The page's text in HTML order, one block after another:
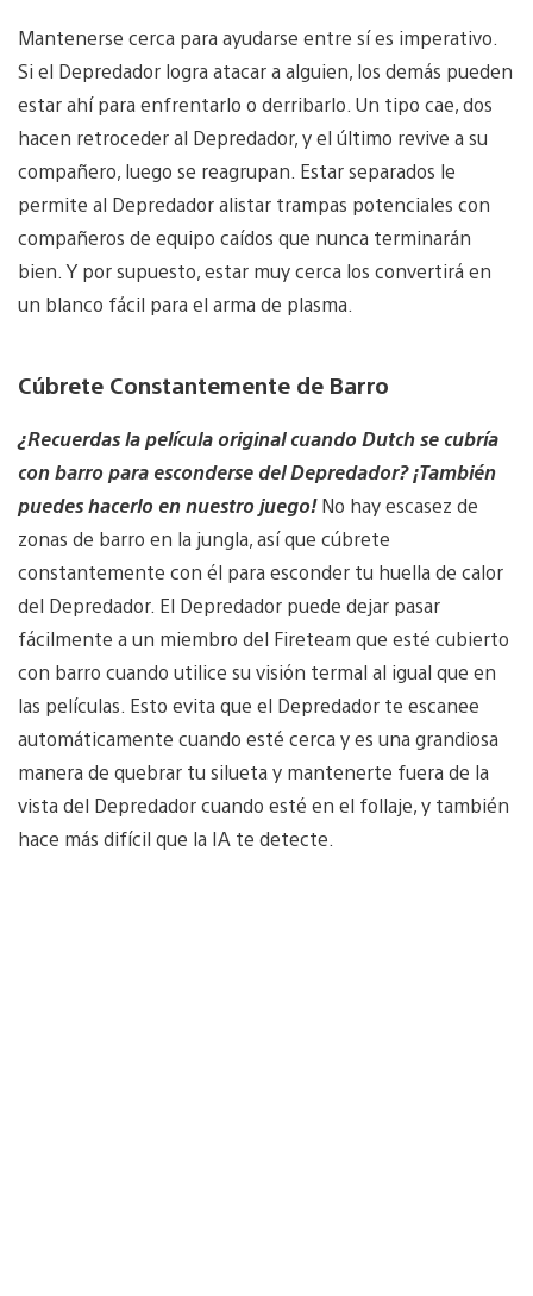
Mantenerse cerca para ayudarse entre sí es imperativo.
Si el Depredador logra atacar a alguien, los demás pueden
estar ahí para enfrentarlo o derribarlo. Un tipo cae, dos
hacen retroceder al Depredador, y el último revive a su
compañero, luego se reagrupan. Estar separados le
permite al Depredador alistar trampas potenciales con
compañeros de equipo caídos que nunca terminarán
bien. Y por supuesto, estar muy cerca los convertirá en
un blanco fácil para el arma de plasma.
Cúbrete Constantemente de Barro
¿Recuerdas la película original cuando Dutch se cubría
con barro para esconderse del Depredador? ¡También
puedes hacerlo en nuestro juego!No hay escasez de
zonas de barro en la jungla, así que cúbrete
constantemente con él para esconder tu huella de calor
del Depredador. El Depredador puede dejar pasar
fácilmente a un miembro del Fireteam que esté cubierto
con barro cuando utilice su visión termal al igual que en
las películas. Esto evita que el Depredador te escanee
automáticamente cuando esté cerca y es una grandiosa
manera de quebrar tu silueta y mantenerte fuera de la
vista del Depredador cuando esté en el follaje, y también
hace más difícil que la IA te detecte.